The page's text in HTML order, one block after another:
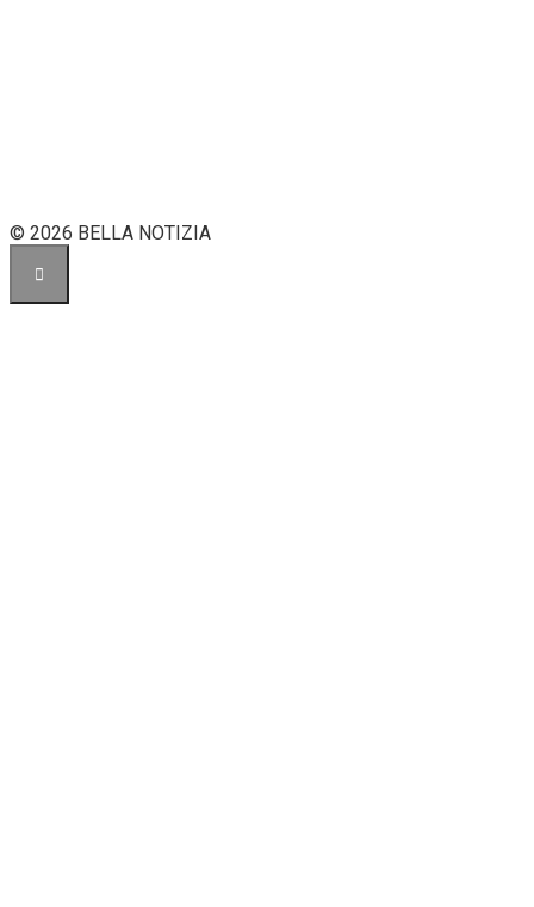
© 2026 BELLA NOTIZIA